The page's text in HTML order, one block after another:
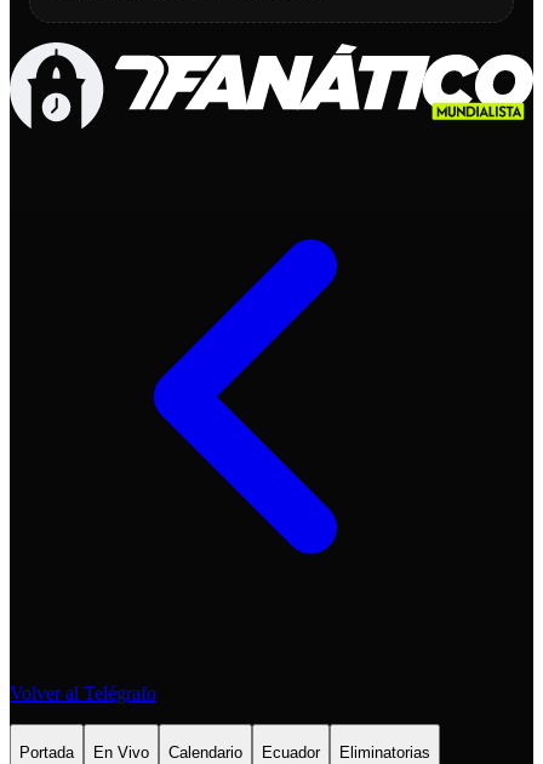
Volver al Telégrafo
Portada En Vivo Calendario Ecuador Eliminatorias